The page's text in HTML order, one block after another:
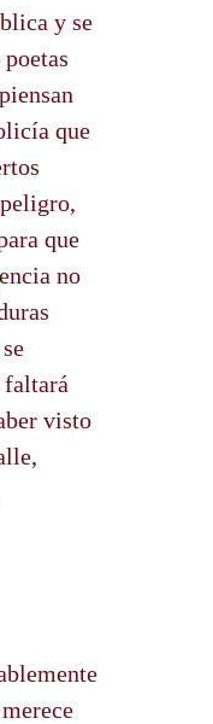
y se
que
que
no
visto